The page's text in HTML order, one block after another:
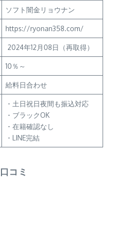
ソフト闇金リョウナン
https://ryonan358.com/
2024年12月08日（再取得）
10％～
給料日合わせ
・土日祝日夜間も振込対応
・ブラックOK
・在籍確認なし
・LINE完結
コミ